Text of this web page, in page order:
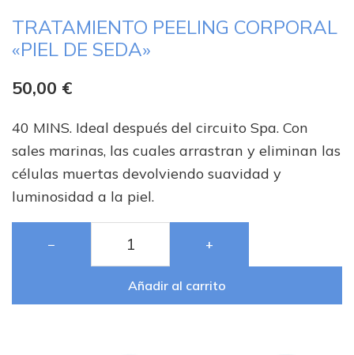
TRATAMIENTO PEELING CORPORAL
«PIEL DE SEDA»
50,00 €
40 MINS. Ideal después del circuito Spa. Con
sales marinas, las cuales arrastran y eliminan las
células muertas devolviendo suavidad y
luminosidad a la piel.
− +
Añadir al carrito